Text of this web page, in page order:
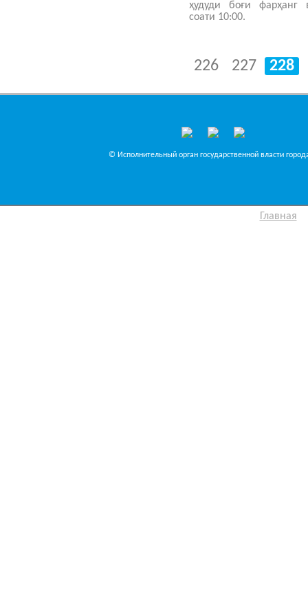
ҳудуди боғи фарҳанг
соати 10:00.
226 227 228
© Исполнительный орган государственной власти
Главная